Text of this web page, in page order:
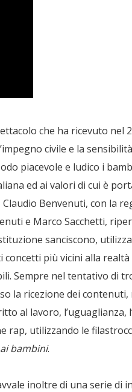
che ha ricevuto nel
civile e la
piacevole e ludico i
ed ai valori di cui è
Benvenuti, con la
e Marco Sacchetti,
sanciscono,
più vicini alla
Sempre nel tentativo di
la ricezione dei
al lavoro, l’uguaglianza,
rap, utilizzando le
bambini.
inoltre di una serie di